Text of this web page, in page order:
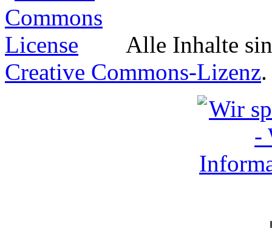
Alle Inhalte
Creative Commons-Lizenz.